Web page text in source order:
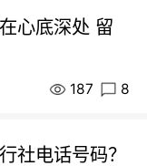
心底深处 留
187 8
社电话号码？